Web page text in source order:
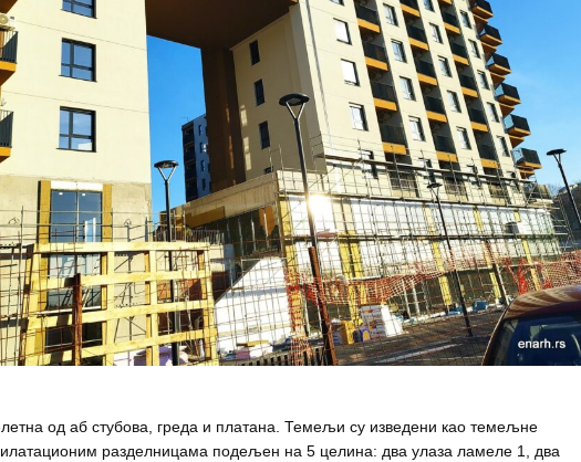
од аб стубова, греда и платана. Темељи су изведени као темељне
разделницама подељен на 5 целина: два улаза ламеле 1, два